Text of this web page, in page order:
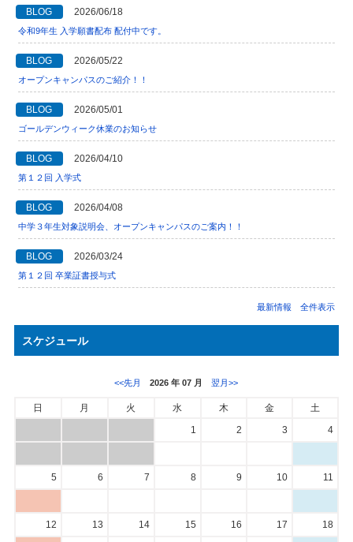
BLOG 2026/06/18
令和9年生 入学願書配布 配付中です。
BLOG 2026/05/22
オープンキャンパスのご紹介！！
BLOG 2026/05/01
ゴールデンウィーク休業のお知らせ
BLOG 2026/04/10
第１２回 入学式
BLOG 2026/04/08
中学３年生対象説明会、オープンキャンパスのご案内！！
BLOG 2026/03/24
第１２回 卒業証書授与式
最新情報 全件表示
スケジュール
<<先月 2026 年 07 月 翌月>>
日 月 火 水 木 金
土
1
2 3 4
5 6 7 8 9 10 11
12 13 14 15 16 17 18